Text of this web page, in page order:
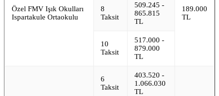
Özel FMV Işık Okulları
Ispartakule Ortaokulu
189.000
TL
8
Taksit
509.245 -
865.815
TL
10
Taksit
517.000 -
879.000
TL
6
Taksit
403.520 -
1.066.030
TL